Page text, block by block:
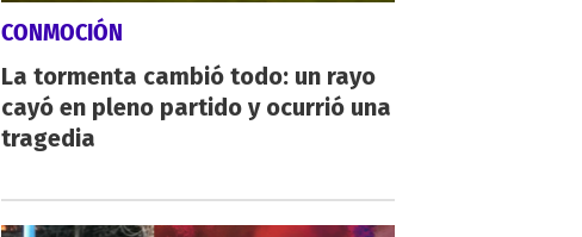
CONMOCIÓN
La tormenta cambió todo: un rayo
cayó en pleno partido y ocurrió una
tragedia